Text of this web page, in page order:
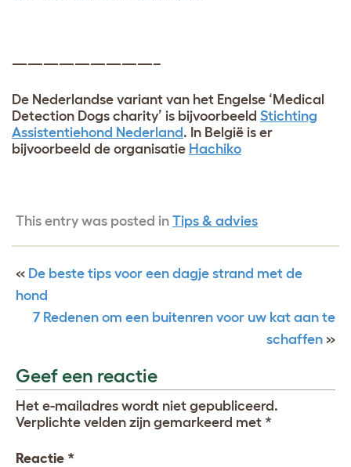
—————————–
De Nederlandse variant van het Engelse ‘Medical
Detection Dogs charity’ is bijvoorbeeld Stichting
Assistentiehond Nederland. In België is er
bijvoorbeeld de organisatie Hachiko
This entry was posted in Tips & advies
« De beste tips voor een dagje strand met de
hond
7 Redenen om een buitenren voor uw kat aan te
schaffen »
Geef een reactie
Het e-mailadres wordt niet gepubliceerd.
Verplichte velden zijn gemarkeerd met *
Reactie *